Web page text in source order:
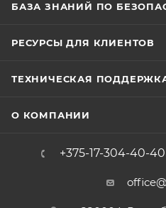
БАЗА ЗНАНИЙ ПО
РЕСУРСЫ ДЛЯ КЛИЕНТОВ
ТЕХНИЧЕСКАЯ
О КОМПАНИИ
+375-17-304-40-40